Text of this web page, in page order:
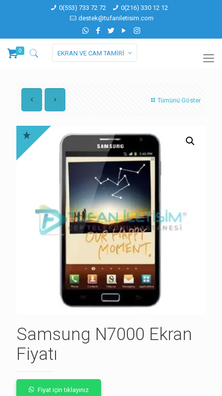
0(553) 733 72 72
0(216) 330 12 12
destek@tufaniletisim.com
0 EKRAN VE CAM TAMİRİ
Tümünü Göster
Samsung N7000 Ekran
Fiyatı
Fiyat için tıklayınız